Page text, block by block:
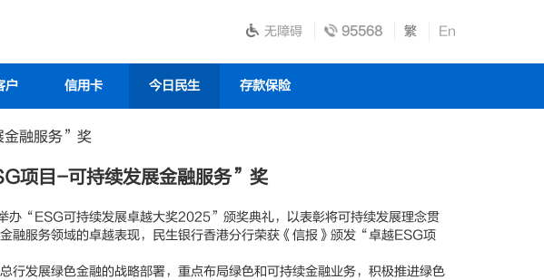
无障碍 95568 繁 En
户 信用卡 今日民生 存款保险
金融服务”奖
项目-可持续发展金融服务”奖
“ESG可持续发展卓越大奖2025”颁奖典礼，以表彰将可持续发展理念贯
融服务领域的卓越表现，民生银行香港分行荣获《信报》颁发“卓越ESG项
发展绿色金融的战略部署，重点布局绿色和可持续金融业务，积极推进绿色